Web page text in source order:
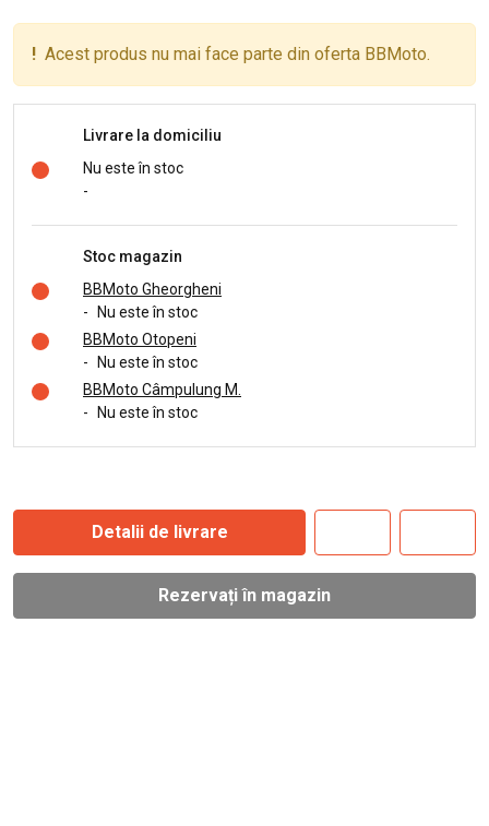
! Acest produs nu mai face parte din oferta BBMoto.
Livrare la domiciliu
Nu este în stoc
-
Stoc magazin
BBMoto Gheorgheni
-
Nu este în stoc
BBMoto Otopeni
-
Nu este în stoc
BBMoto Câmpulung M.
-
Nu este în stoc
Detalii de livrare
Rezervați în magazin